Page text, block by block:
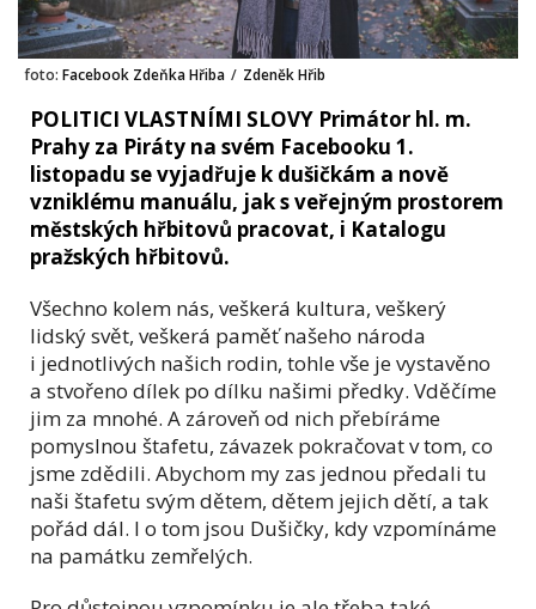
foto: Facebook Zdeňka Hřiba / Zdeněk Hřib
POLITICI VLASTNÍMI SLOVY Primátor hl. m.
Prahy za Piráty na svém Facebooku 1.
listopadu se vyjadřuje k dušičkám a nově
vzniklému manuálu, jak s veřejným prostorem
městských hřbitovů pracovat, i Katalogu
pražských hřbitovů.
Všechno kolem nás, veškerá kultura, veškerý
lidský svět, veškerá paměť našeho národa
i jednotlivých našich rodin, tohle vše je vystavěno
a stvořeno dílek po dílku našimi předky. Vděčíme
jim za mnohé. A zároveň od nich přebíráme
pomyslnou štafetu, závazek pokračovat v tom, co
jsme zdědili. Abychom my zas jednou předali tu
naši štafetu svým dětem, dětem jejich dětí, a tak
pořád dál. I o tom jsou Dušičky, kdy vzpomínáme
na památku zemřelých.